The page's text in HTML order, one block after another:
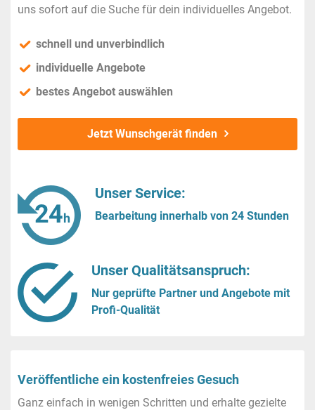
uns sofort auf die Suche für dein individuelles Angebot.
schnell und unverbindlich
individuelle Angebote
bestes Angebot auswählen
Jetzt Wunschgerät finden
Unser Service:
Bearbeitung innerhalb von 24 Stunden
Unser Qualitätsanspruch:
Nur geprüfte Partner und Angebote mit
Profi-Qualität
Veröffentliche ein kostenfreies Gesuch
Ganz einfach in wenigen Schritten und erhalte gezielte